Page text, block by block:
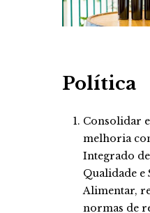
Política
Consolidar
melhoria
Integrado
Qualidade e
Alimentar,
normas de